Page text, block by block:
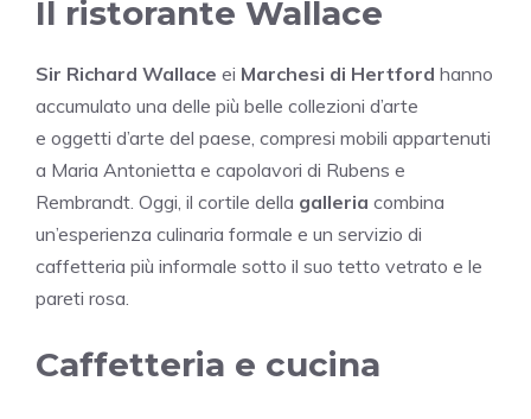
Il ristorante Wallace
Sir Richard Wallace ei Marchesi di Hertford hanno
accumulato una delle più belle collezioni d’arte
e oggetti d’arte del paese, compresi mobili appartenuti
a Maria Antonietta e capolavori di Rubens e
Rembrandt. Oggi, il cortile della galleria combina
un’esperienza culinaria formale e un servizio di
caffetteria più informale sotto il suo tetto vetrato e le
pareti rosa.
Caffetteria e cucina